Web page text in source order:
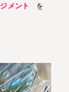
メント
を